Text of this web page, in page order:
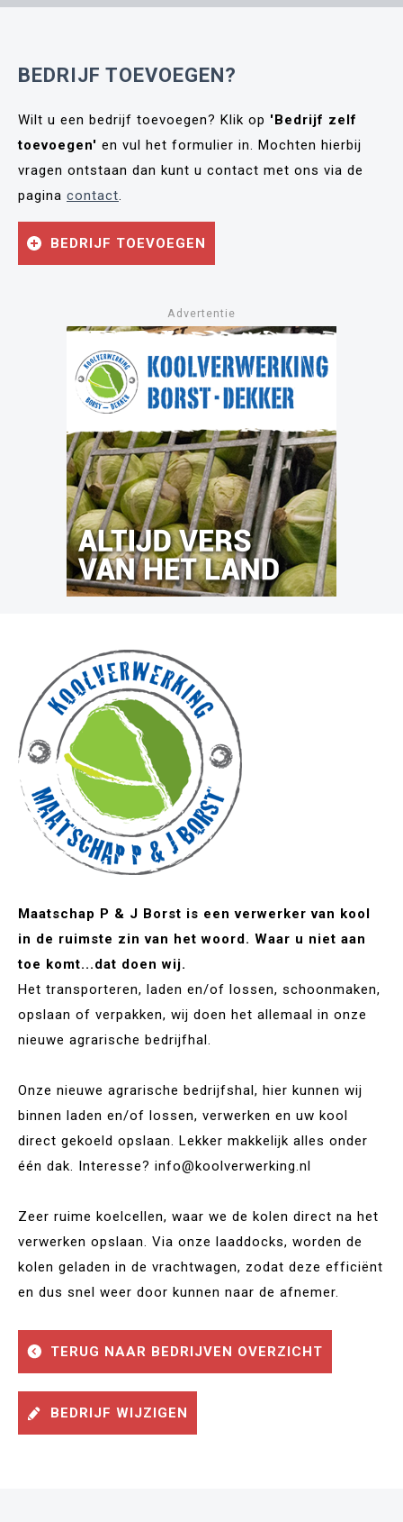
BEDRIJF TOEVOEGEN?
Wilt u een bedrijf toevoegen? Klik op 'Bedrijf zelf
toevoegen' en vul het formulier in. Mochten hierbij
vragen ontstaan dan kunt u contact met ons via de
pagina contact.
BEDRIJF TOEVOEGEN
Advertentie
Maatschap P & J Borst is een verwerker van kool
in de ruimste zin van het woord. Waar u niet aan
toe komt...dat doen wij.
Het transporteren, laden en/of lossen, schoonmaken,
opslaan of verpakken, wij doen het allemaal in onze
nieuwe agrarische bedrijfhal.
Onze nieuwe agrarische bedrijfshal, hier kunnen wij
binnen laden en/of lossen, verwerken en uw kool
direct gekoeld opslaan. Lekker makkelijk alles onder
één dak. Interesse? info@koolverwerking.nl
Zeer ruime koelcellen, waar we de kolen direct na het
verwerken opslaan. Via onze laaddocks, worden de
kolen geladen in de vrachtwagen, zodat deze efficiënt
en dus snel weer door kunnen naar de afnemer.
TERUG NAAR BEDRIJVEN OVERZICHT
BEDRIJF WIJZIGEN